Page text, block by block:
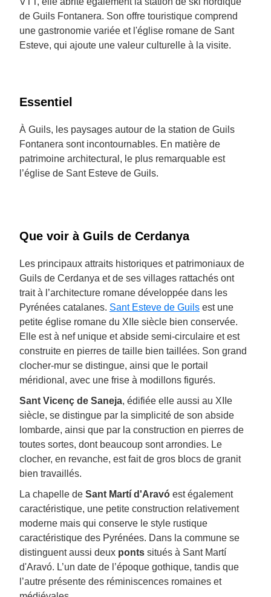
de Guils Fontanera. Son offre touristique comprend
une gastronomie variée et l'église romane de Sant
Esteve, qui ajoute une valeur culturelle à la visite.
Essentiel
À Guils, les paysages autour de la station de Guils
Fontanera sont incontournables. En matière de
patrimoine architectural, le plus remarquable est
l’église de Sant Esteve de Guils.
Que voir à Guils de Cerdanya
Les principaux attraits historiques et patrimoniaux de
Guils de Cerdanya et de ses villages rattachés ont
trait à l’architecture romane développée dans les
Pyrénées catalanes. Sant Esteve de Guils est une
petite église romane du XIIe siècle bien conservée.
Elle est à nef unique et abside semi-circulaire et est
construite en pierres de taille bien taillées. Son grand
clocher-mur se distingue, ainsi que le portail
méridional, avec une frise à modillons figurés.
Sant Vicenç de Saneja, édifiée elle aussi au XIIe
siècle, se distingue par la simplicité de son abside
lombarde, ainsi que par la construction en pierres de
toutes sortes, dont beaucoup sont arrondies. Le
clocher, en revanche, est fait de gros blocs de granit
bien travaillés.
La chapelle de Sant Martí d'Aravó est également
caractéristique, une petite construction relativement
moderne mais qui conserve le style rustique
caractéristique des Pyrénées. Dans la commune se
distinguent aussi deux ponts situés à Sant Martí
d'Aravó. L’un date de l’époque gothique, tandis que
l’autre présente des réminiscences romaines et